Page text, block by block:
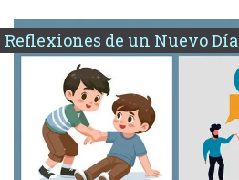
Reflexiones de un Nuevo Día